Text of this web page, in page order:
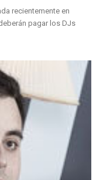
recientemente en
pagar los DJs